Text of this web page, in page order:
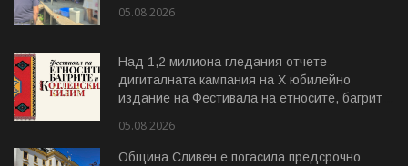
05.08.2026
Над 1,2 милиона гледания отчете
дигиталната кампания на Х юбилейно
издание на Фестивала на етносите, багрите
05.08.2026
Община Сливен е погасила предсрочно